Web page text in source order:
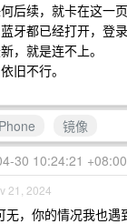
后续，就卡在这一页
牙都已经打开，登
，就是连不上。
旧不行。
镜像
30 10:24:21 +08:00
21, 2024
，你的情况我也遇